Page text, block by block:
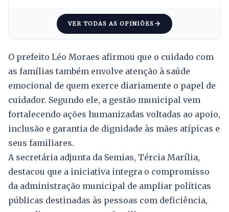
VER TODAS AS OPINIÕES
O prefeito Léo Moraes afirmou que o cuidado com
as famílias também envolve atenção à saúde
emocional de quem exerce diariamente o papel de
cuidador. Segundo ele, a gestão municipal vem
fortalecendo ações humanizadas voltadas ao apoio,
inclusão e garantia de dignidade às mães atípicas e
seus familiares.
A secretária adjunta da Semias, Tércia Marília,
destacou que a iniciativa integra o compromisso
da administração municipal de ampliar políticas
públicas destinadas às pessoas com deficiência,